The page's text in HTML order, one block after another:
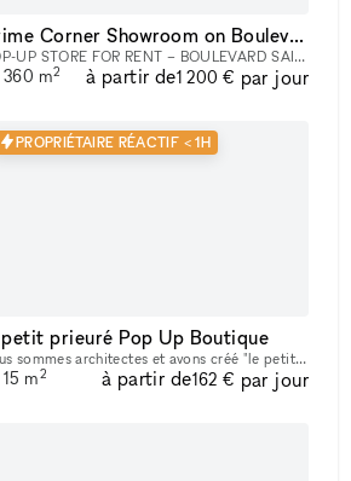
Prime Corner Showroom on Boulevard Saint-Michel
POP-UP STORE FOR RENT – BOULEVARD SAINT-MICHEL, PARIS 5TH Position your brand in the heart of one of the busiest and most iconic locations on Paris’s Left Bank. This retail space enjoys a prime loc
360 m2 à partir de1 200 € par jour
PROPRIÉTAIRE RÉACTIF < 1H
petit prieuré Pop Up Boutique
nous sommes architectes et avons créé "le petit prieure" pour offrir un espace aménagé et modulable pour tous les créateurs qui souhaitent présenter leur travaux ( designers, artistes, céramistes, ph
15 m2 à partir de162 € par jour